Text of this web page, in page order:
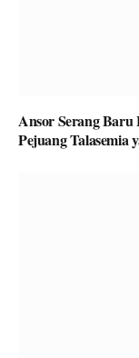
Ansor Serang
Pejuang